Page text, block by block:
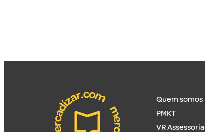
Quem somos
PMKT
VR Assessoria